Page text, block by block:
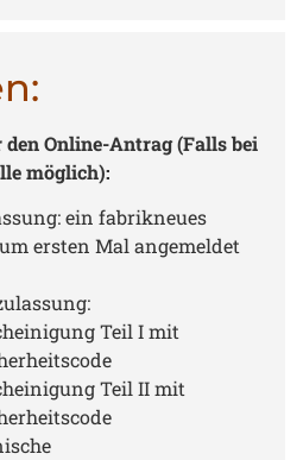
Online-Antrag (Falls bei
möglich):
ein fabrikneues
ersten Mal angemeldet
Teil I mit
Teil II mit